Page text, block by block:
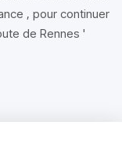
, pour continuer
de Rennes '